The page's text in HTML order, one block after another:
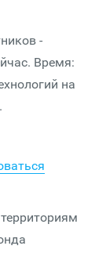
-
Время:
на